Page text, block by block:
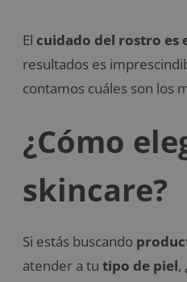
El cuidado del rostro es
resultados es
contamos cuáles son los
¿Cómo
skincare?
Si estás buscando
atender a tu tipo de piel,